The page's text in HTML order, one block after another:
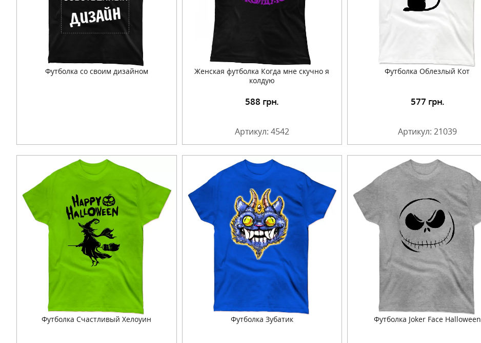
Футболка со своим дизайном
Женская футболка Когда мне скучно я
колдую
588 грн.
Артикул: 4542
Футболка Облезлый Кот
Подробнее 577 грн.
Артикул: 21039
Подробнее
Футболка Счастливый Хелоуин Футболка Зубатик Футболка Joker Face Halloween